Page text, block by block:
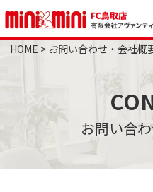
> お問い合わせ・会社概
お問い合